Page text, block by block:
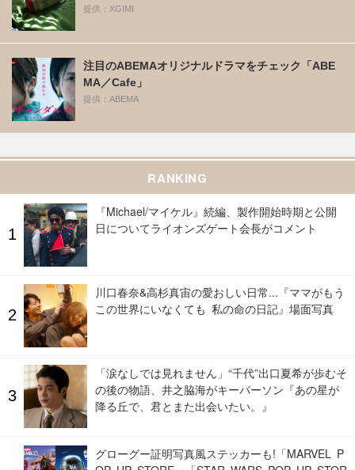
提供：XGIMI
注目のABEMAオリジナルドラマをチェック「ABE
MA／Cafe」
提供：ABEMA
RANKING
『Michael/マイケル』続編、製作開始時期と公開
日についてライオンズゲート会長がコメント
川口春奈&高杉真宙の愛おしい日常...『ママがもう
この世界にいなくても 私の命の日記』場面写真
「涙なしでは見れません」“千代”出口夏希が歩むそ
の後の物語、井之脇海がキーパーソン『あの星が
降る丘で、君とまた出会いたい。』
グローグー証明写真風ステッカーも!「MARVEL P